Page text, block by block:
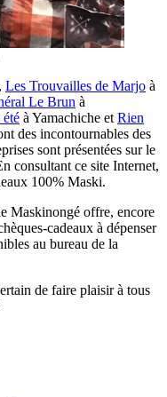
Les Trouvailles de Marjo à
Le Brun à
été à Yamachiche et Rien
des incontournables des
sont présentées sur le
consultant ce site Internet,
100% Maski.
Maskinongé offre, encore
cadeaux à dépenser
au bureau de la
de faire plaisir à tous